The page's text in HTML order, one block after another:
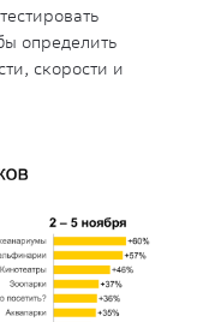
определить
скорости и